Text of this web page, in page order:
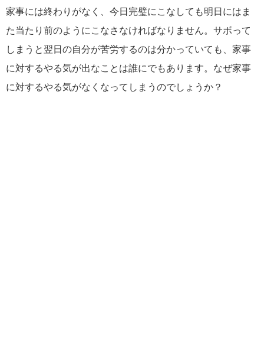
家事には終わりがなく、今日完璧にこなしても明日にはま
た当たり前のようにこなさなければなりません。サボって
しまうと翌日の自分が苦労するのは分かっていても、家事
に対するやる気が出なことは誰にでもあります。なぜ家事
に対するやる気がなくなってしまうのでしょうか？